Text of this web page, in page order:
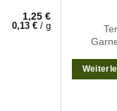
1,25 €
0,13 €/ g